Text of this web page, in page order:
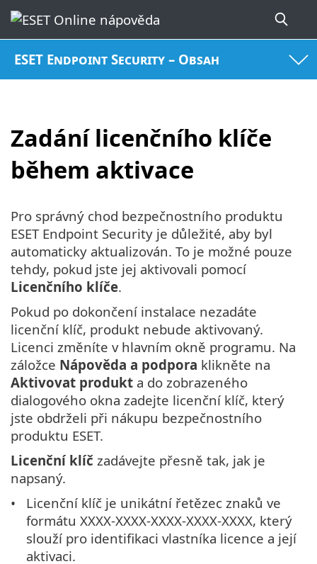
ESET Endpoint Security – Obsah
Zadání licenčního klíče
během aktivace
Pro správný chod bezpečnostního produktu
ESET Endpoint Security je důležité, aby byl
automaticky aktualizován. To je možné pouze
tehdy, pokud jste jej aktivovali pomocí
Licenčního klíče.
Pokud po dokončení instalace nezadáte
licenční klíč, produkt nebude aktivovaný.
Licenci změníte v hlavním okně programu. Na
záložce Nápověda a podpora klikněte na
Aktivovat produkt a do zobrazeného
dialogového okna zadejte licenční klíč, který
jste obdrželi při nákupu bezpečnostního
produktu ESET.
Licenční klíč zadávejte přesně tak, jak je
napsaný.
Licenční klíč je unikátní řetězec znaků ve
formátu XXXX-XXXX-XXXX-XXXX-XXXX, který
slouží pro identifikaci vlastníka licence a její
aktivaci.